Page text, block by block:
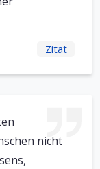
Zitat
nicht